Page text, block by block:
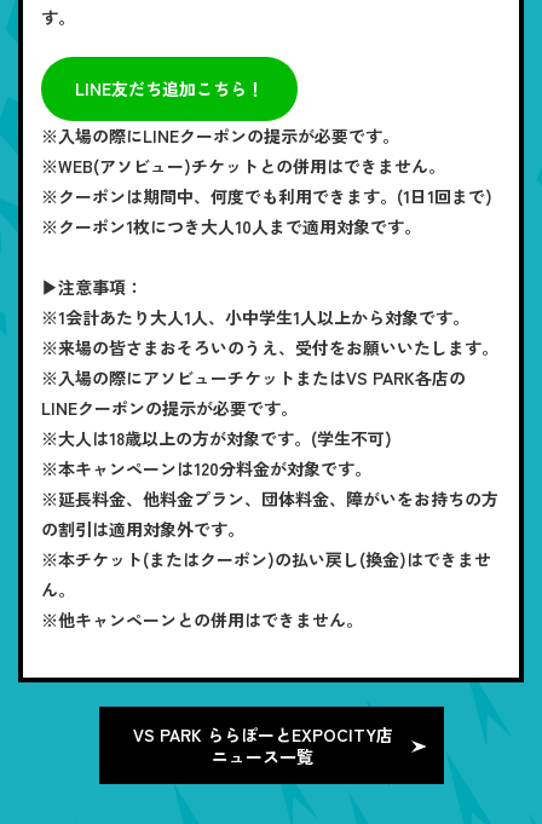
す。
LINE友だち追加こちら！
※入場の際にLINEクーポンの提示が必要です。
※WEB(アソビュー)チケットとの併用はできません。
※クーポンは期間中、何度でも利用できます。(1日1回まで)
※クーポン1枚につき大人10人まで適用対象です。
▶注意事項：
※1会計あたり大人1人、小中学生1人以上から対象です。
※来場の皆さまおそろいのうえ、受付をお願いいたします。
※入場の際にアソビューチケットまたはVS PARK各店の
LINEクーポンの提示が必要です。
※大人は18歳以上の方が対象です。(学生不可)
※本キャンペーンは120分料金が対象です。
※延長料金、他料金プラン、団体料金、障がいをお持ちの方
の割引は適用対象外です。
※本チケット(またはクーポン)の払い戻し(換金)はできませ
ん。
※他キャンペーンとの併用はできません。
VS PARK ららぽーとEXPOCITY店
ニュース一覧